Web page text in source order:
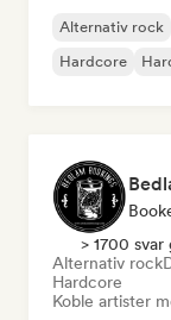
Alternativ rock
Hardcore
> 1700 svar
Alternativ rock
Hardcore
Koble artister